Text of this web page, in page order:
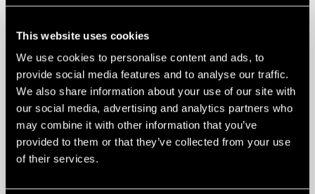
This website uses cookies
We use cookies to personalise content and ads, to
provide social media features and to analyse our traffic.
We also share information about your use of our site with
our social media, advertising and analytics partners who
may combine it with other information that you’ve
provided to them or that they’ve collected from your use
of their services.